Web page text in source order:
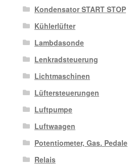
Kondensator START STOP
Kühlerlüfter
Lambdasonde
Lenkradsteuerung
Lichtmaschinen
Lüftersteuerungen
Luftpumpe
Luftwaagen
Potentiometer, Gas. Pedale
Relais